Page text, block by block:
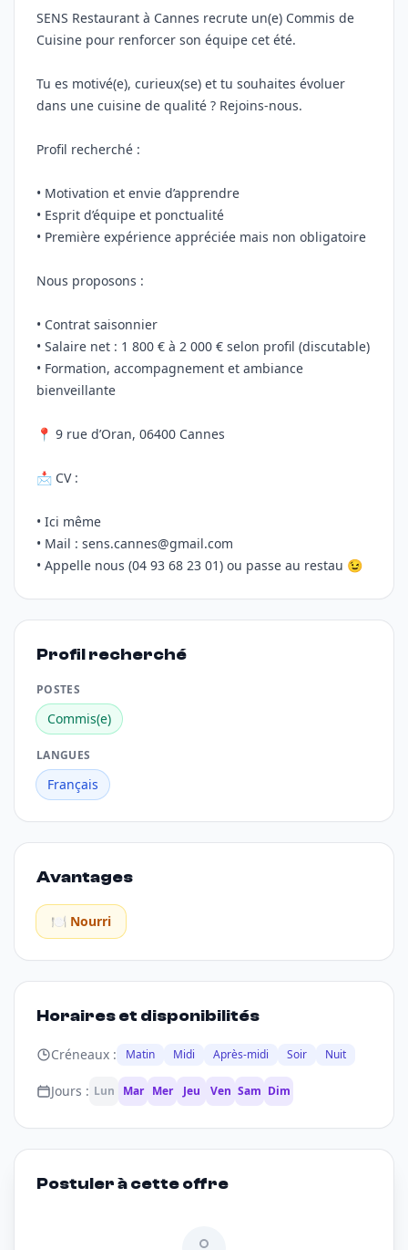
SENS Restaurant à Cannes recrute un(e) Commis de
Cuisine pour renforcer son équipe cet été.
Tu es motivé(e), curieux(se) et tu souhaites évoluer
dans une cuisine de qualité ? Rejoins-nous.
Profil recherché :
• Motivation et envie d’apprendre
• Esprit d’équipe et ponctualité
• Première expérience appréciée mais non obligatoire
Nous proposons :
• Contrat saisonnier
• Salaire net : 1 800 € à 2 000 € selon profil (discutable)
• Formation, accompagnement et ambiance
bienveillante
📍 9 rue d’Oran, 06400 Cannes
📩 CV :
• Ici même
• Mail : sens.cannes@gmail.com
• Appelle nous (04 93 68 23 01) ou passe au restau 😉
Profil recherché
POSTES
Commis(e)
LANGUES
Français
Avantages
🍽️ Nourri
Horaires et disponibilités
Créneaux : Matin Midi Après-midi Soir Nuit
Jours : Lun Mar Mer Jeu Ven Sam Dim
Postuler à cette offre